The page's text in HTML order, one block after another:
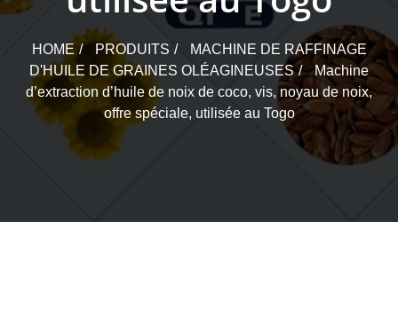
HOME PRODUITS
MACHINE DE RAFFINAGE
D'HUILE DE GRAINES OLÉAGINEUSES
Machine
d’extraction d’huile de noix de coco, vis, noyau de noix,
offre spéciale, utilisée au Togo